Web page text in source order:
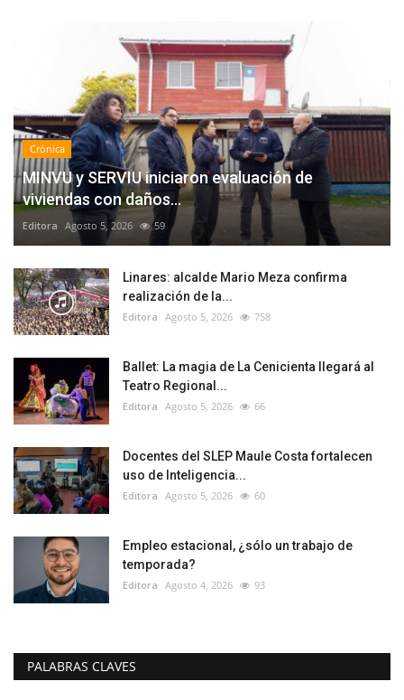
Crónica
MINVU y SERVIU iniciaron evaluación de
viviendas con daños...
Editora Agosto 5, 2026 59
Linares: alcalde Mario Meza confirma
realización de la...
Editora Agosto 5, 2026 758
Ballet: La magia de La Cenicienta llegará al
Teatro Regional...
Editora Agosto 5, 2026 66
Docentes del SLEP Maule Costa fortalecen
uso de Inteligencia...
Editora Agosto 5, 2026 60
Empleo estacional, ¿sólo un trabajo de
temporada?
Editora Agosto 4, 2026 93
PALABRAS CLAVES